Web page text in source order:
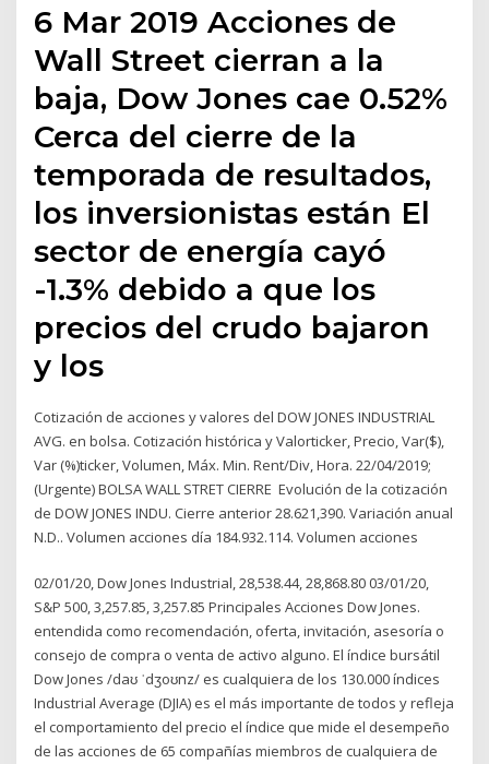
6 Mar 2019 Acciones de
Wall Street cierran a la
baja, Dow Jones cae 0.52%
Cerca del cierre de la
temporada de resultados,
los inversionistas están El
sector de energía cayó
-1.3% debido a que los
precios del crudo bajaron
y los
Cotización de acciones y valores del DOW JONES INDUSTRIAL
AVG. en bolsa. Cotización histórica y Valorticker, Precio, Var($),
Var (%)ticker, Volumen, Máx. Min. Rent/Div, Hora. 22/04/2019;
(Urgente) BOLSA WALL STRET CIERRE Evolución de la cotización
de DOW JONES INDU. Cierre anterior 28.621,390. Variación anual
N.D.. Volumen acciones día 184.932.114. Volumen acciones
02/01/20, Dow Jones Industrial, 28,538.44, 28,868.80 03/01/20,
S&P 500, 3,257.85, 3,257.85 Principales Acciones Dow Jones.
entendida como recomendación, oferta, invitación, asesoría o
consejo de compra o venta de activo alguno. El índice bursátil
Dow Jones​ /daʊ ˈdʒoʊnz/ es cualquiera de los 130.000 índices
Industrial Average (DJIA) es el más importante de todos y refleja
el comportamiento del precio el índice que mide el desempeño
de las acciones de 65 compañías miembros de cualquiera de